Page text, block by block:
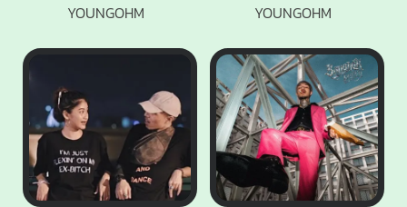
YOUNGOHM
YOUNGOHM